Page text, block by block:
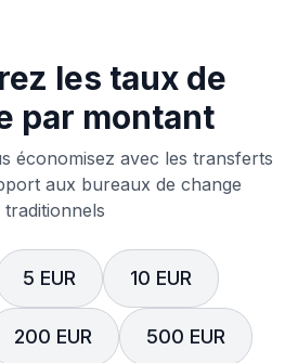
les taux de
par montant
économisez avec les transferts
aux bureaux de change
traditionnels
5 EUR 10 EUR
200 EUR 500 EUR